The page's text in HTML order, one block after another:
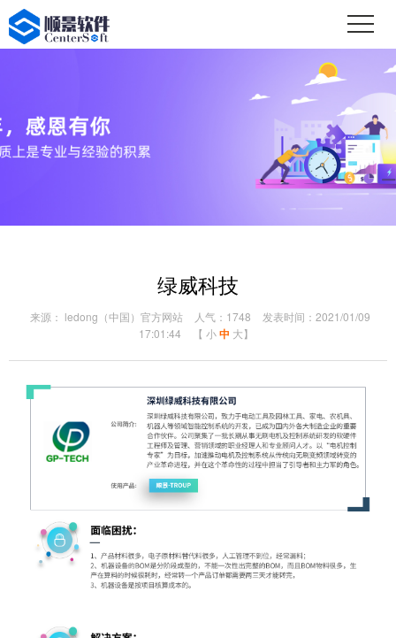
绿威科技
来源： ledong（中国）官方网站 人气：1748
发表时间：2021/01/09
17:01:44
【 小 中 大】